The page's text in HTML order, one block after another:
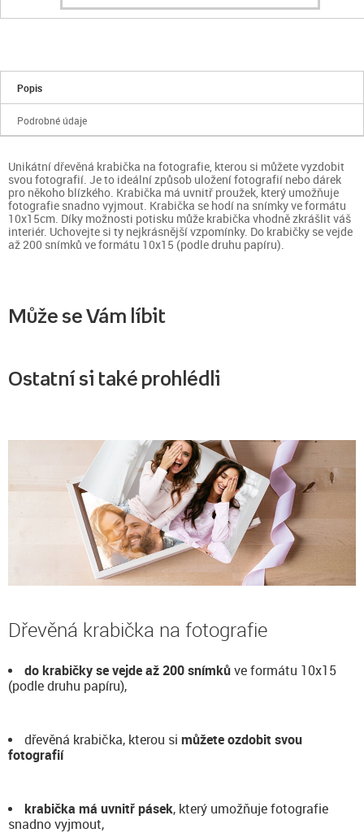
Popis
Podrobné údaje
Unikátní dřevěná krabička na fotografie, kterou si můžete vyzdobit
svou fotografií. Je to ideální způsob uložení fotografií nebo dárek
pro někoho blízkého. Krabička má uvnitř proužek, který umožňuje
fotografie snadno vyjmout. Krabička se hodí na snímky ve formátu
10x15cm. Díky možnosti potisku může krabička vhodně zkrášlit váš
interiér. Uchovejte si ty nejkrásnější vzpomínky. Do krabičky se vejde
až 200 snímků ve formátu 10x15 (podle druhu papíru).
Může se Vám líbit
Ostatní si také prohlédli
Dřevěná krabička na fotografie
do krabičky se vejde až 200 snímkůve formátu 10x15
(podle druhu papíru),
dřevěná krabička, kterou si můžete ozdobit svou
fotografií
krabička má uvnitř pásek, který umožňuje fotografie
snadno vyjmout,